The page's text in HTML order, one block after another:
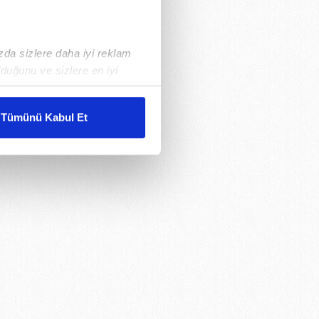
sizlere daha iyi reklam
ve sizlere en iyi
karşılamak
gösterilmeyecektir."
kullanılmaktadır. Bu
sunulması
ve sizlere yönelik
detaylı bilgi için Ayarlar
Tümünü Kabul Et